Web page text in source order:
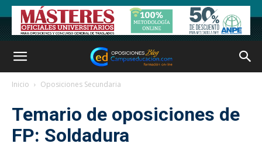
Inicio Oposiciones Secundaria
Temario de oposiciones de
FP: Soldadura